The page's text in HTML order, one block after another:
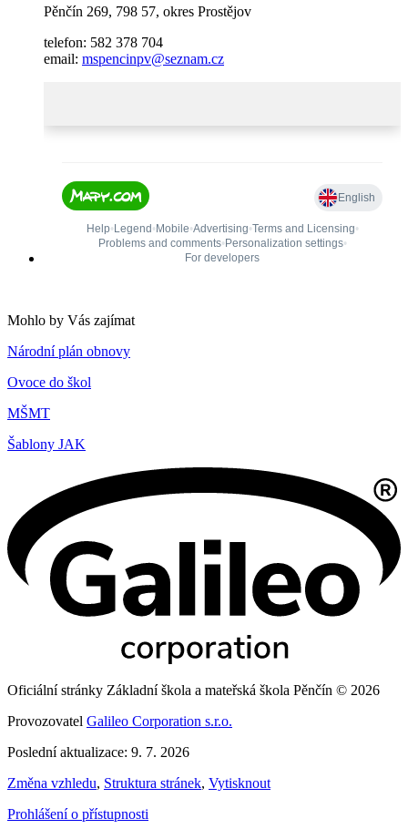
Pěnčín 269, 798 57, okres Prostějov
telefon: 582 378 704
email: mspencinpv@seznam.cz
Mohlo by Vás zajímat
Národní plán obnovy
Ovoce do škol
MŠMT
Šablony JAK
Oficiální stránky Základní škola a mateřská škola Pěnčín © 2026
Provozovatel Galileo Corporation s.r.o.
Poslední aktualizace: 9. 7. 2026
Změna vzhledu, Struktura stránek, Vytisknout
Prohlášení o přístupnosti